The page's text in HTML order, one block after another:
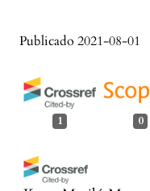
Publicado 2021-08-01
1 0